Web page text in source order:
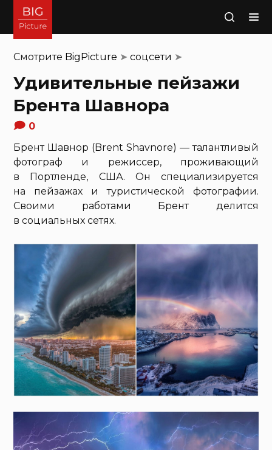
Поиск
Смотрите BigPicture ➤соцсети ➤
Удивительные пейзажи
Брента Шавнора
0
Брент Шавнор (Brent Shavnore) — талантливый
фотограф и режиссер, проживающий
в Портленде, США. Он специализируется
на пейзажах и туристической фотографии.
Своими работами Брент делится
в социальных сетях.